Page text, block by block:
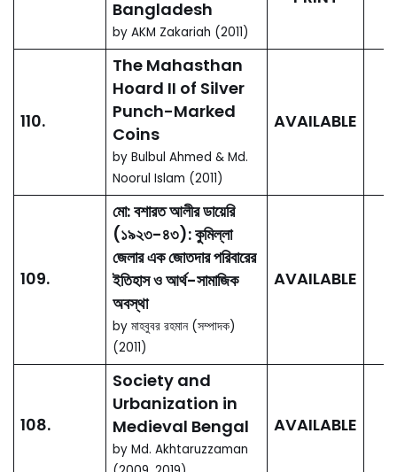
11.400 Years of
Capital Dhaka
and Beyond
(রাজধানী ঢাকার ৪০০ বছর ও
উত্তরকাল)
Volume:I, Politics Society
Administration
by Abdul Momin
Chowdhury, Sharif uddin
Ahmed (Editors)
AVAILABLE
12. 400 Years of
Capital Dhaka
and Beyond
(রাজধানী ঢাকার ৪০০ বছর ও
উত্তরকাল)
Volume:II, Economy and
Culture
by M. Mufakharul Islam,
Firoz Mahmud (Editors)
13. 400 Years of